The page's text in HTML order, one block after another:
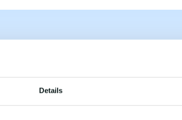
Details
disposant du plus fort potentiel
en capitalisant sur son expertise du